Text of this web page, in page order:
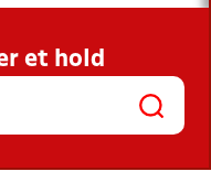
OG NYHEDER
KLUBBER OG
et hold